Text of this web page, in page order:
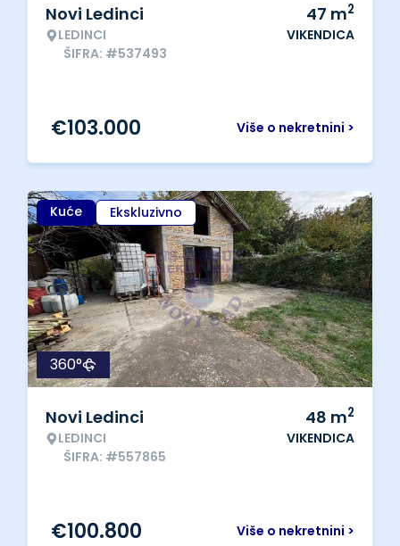
Novi Ledinci
LEDINCI
ŠIFRA: #537493
47 m2
VIKENDICA
Više o nekretnini >
€103.000
Kuće Ekskluzivno
360°
Novi Ledinci
LEDINCI
ŠIFRA: #557865
48 m2
VIKENDICA
Više o nekretnini >
€100.800